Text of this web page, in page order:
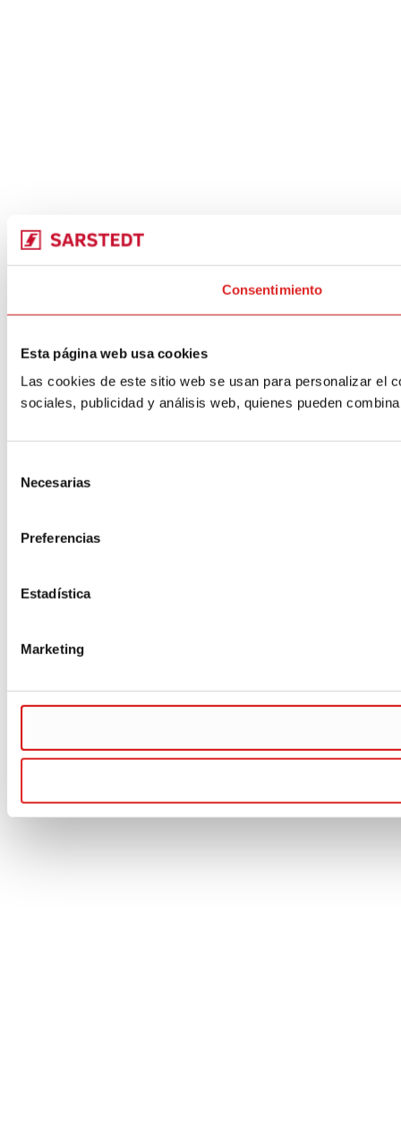
Consentimiento
Esta página web usa cookies
Las cookies de este sitio web se usan para personalizar el
sociales, publicidad y análisis web, quienes pueden
Necesarias
Preferencias
Estadística
Marketing